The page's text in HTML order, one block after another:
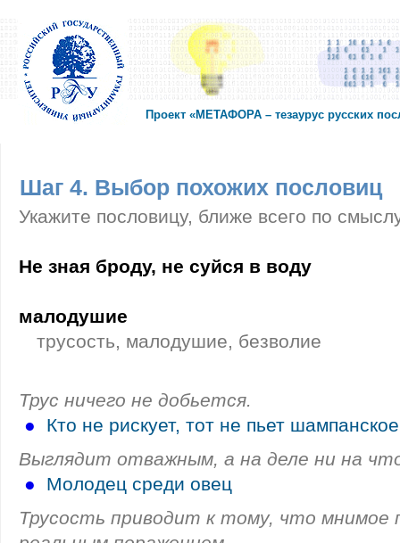
Проект «МЕТАФОРА – тезаурус русских
Шаг 4. Выбор похожих пословиц
Укажите пословицу, ближе всего по
Не зная броду, не суйся в воду
малодушие
трусость, малодушие, безволие
Трус ничего не добьется.
●
Кто не рискует, тот не пьет шампанское
Выглядит отважным, а на деле ни на
●
Молодец среди овец
Трусость приводит к тому, что мнимое